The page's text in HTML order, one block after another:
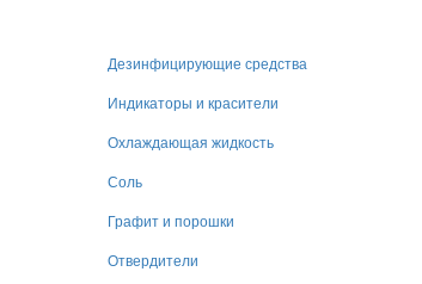
Дезинфицирующие средства
Индикаторы и красители
Охлаждающая жидкость
Соль
Графит и порошки
Отвердители